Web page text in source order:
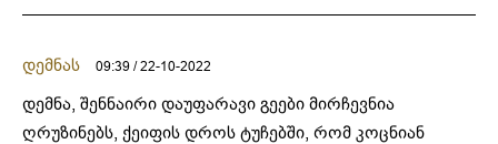
დემნას 09:39 / 22-10-2022
დემნა, შენნაირი დაუფარავი გეები მირჩევნია
ღრუზინებს, ქეიფის დროს ტუჩებში, რომ კოცნიან